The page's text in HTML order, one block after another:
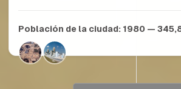
Población de la ciudad: 1980 —